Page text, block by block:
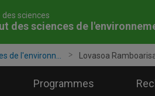
des sciences
des sciences de
de l'environn... Lovasoa
Programmes